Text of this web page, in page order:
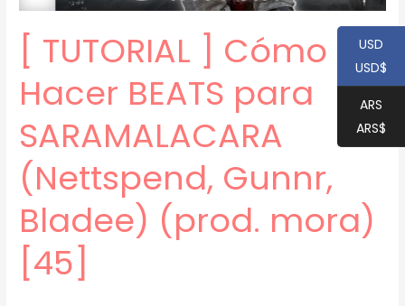
[ TUTORIAL ] Cómo
Hacer BEATS para
SARAMALACARA
(Nettspend, Gunnr,
Bladee) (prod. mora)
[45]
USD
USD$
ARS
ARS$